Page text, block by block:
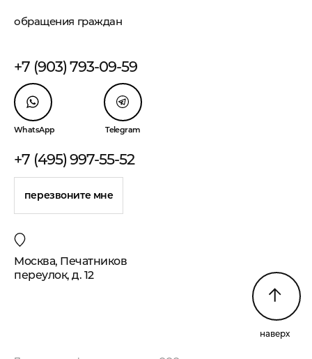
обращения граждан
+7 (903) 793-09-59
WhatsApp Telegram
+7 (495) 997-55-52
перезвоните мне
Москва, Печатников
переулок, д. 12
наверх